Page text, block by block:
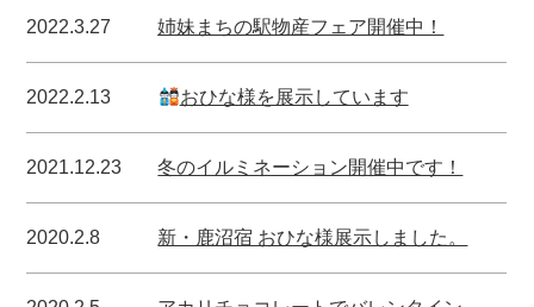
2022.3.27 姉妹まちの駅物産フェア開催中！
2022.2.13 おひな様を展示しています
2021.12.23 冬のイルミネーション開催中です！
2020.2.8 新・鹿沼宿 おひな様展示しました。